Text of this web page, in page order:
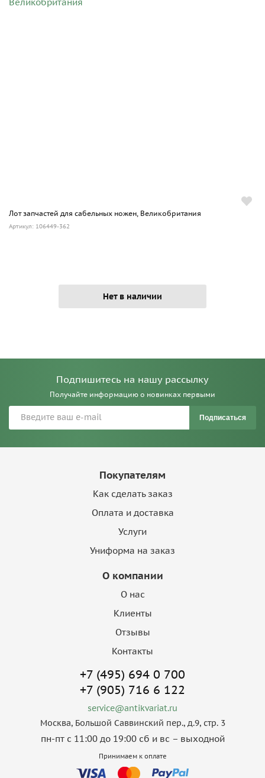
Лот запчастей для сабельных ножен, Великобритания
Артикул: 106449-362
Нет в наличии
Подпишитесь на нашу рассылку
Получайте информацию о новинках первыми
Подписаться
Покупателям
Как сделать заказ
Оплата и доставка
Услуги
Униформа на заказ
О компании
О нас
Клиенты
Отзывы
Контакты
+7 (495) 694 0 700
+7 (905) 716 6 122
service@antikvariat.ru
Москва, Большой Саввинский пер., д.9, стр. 3
пн-пт с 11:00 до 19:00 сб и вс – выходной
Принимаем к оплате